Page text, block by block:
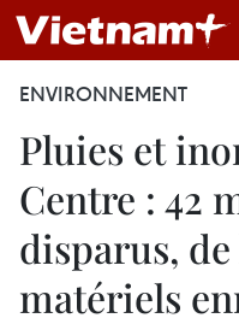
ENVIRONNEMENT
Pluies et
Centre : 42
disparus,
matériels